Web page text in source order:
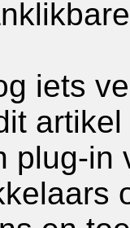
iets
plug-in